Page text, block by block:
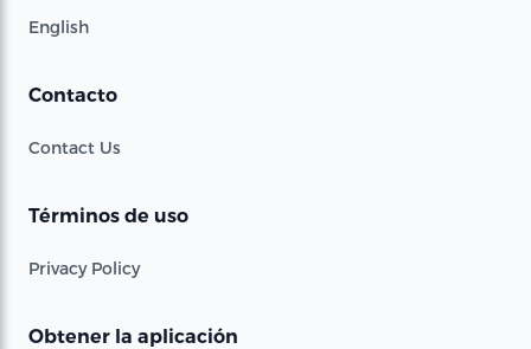
English
Contacto
Contact Us
Términos de uso
Privacy Policy
Obtener la aplicación